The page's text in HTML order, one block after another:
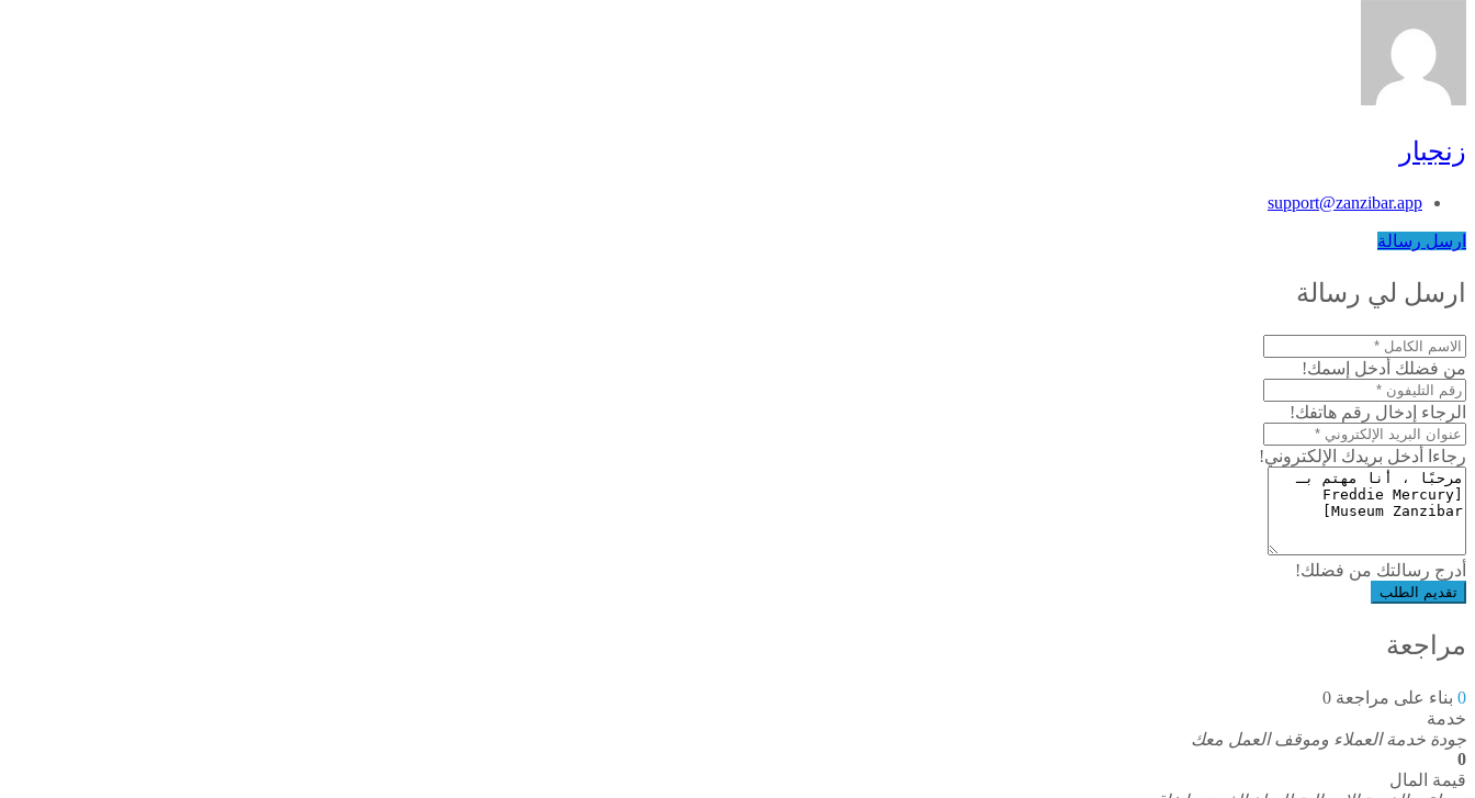
زنجبار
support@zanzibar.app
ارسل رسالة
ارسل لي رسالة
من فضلك أدخل إسمك!
الرجاء إدخال رقم هاتفك!
رجاءا أدخل بريدك الإلكتروني!
أدرج رسالتك من فضلك!
تقديم الطلب
مراجعة
0 بناء على مراجعة 0
خدمة
جودة خدمة العملاء وموقف العمل معك
0
قيمة المال